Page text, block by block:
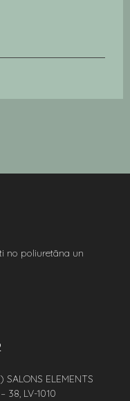
no poliuretāna un
ELEMENTS
38, LV-1010